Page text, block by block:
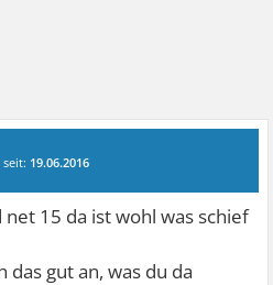
seit: 19.06.2016
15 da ist wohl was schief
gut an, was du da